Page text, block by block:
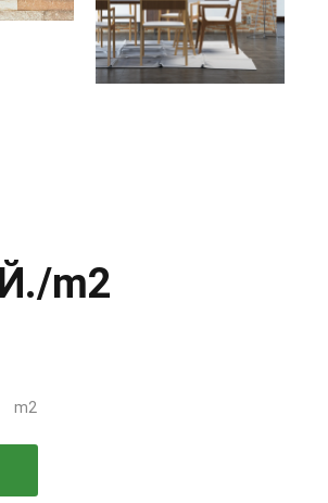
./m2
m2